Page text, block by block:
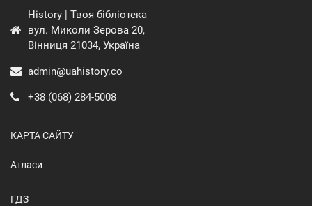
History | Твоя бібліотека
вул. Миколи Зерова 20,
Вінниця 21034, Україна
admin@uahistory.co
+38 (068) 284-5008
КАРТА САЙТУ
Атласи
ГДЗ